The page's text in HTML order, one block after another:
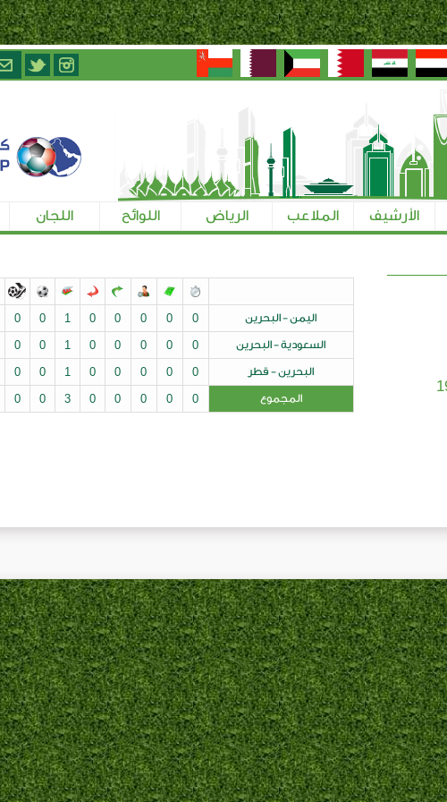
الأرشيف الملاعب الرياض اللوائح اللجان
اليمن - البحرين 0
0
0
0
0
1
0
0
السعودية - البحرين 0
0
0
0
0
1
0
0
البحرين - قطر 0
0
0
0
0
1
0
0
المجموع 0
0
0
0
0
3
0
0